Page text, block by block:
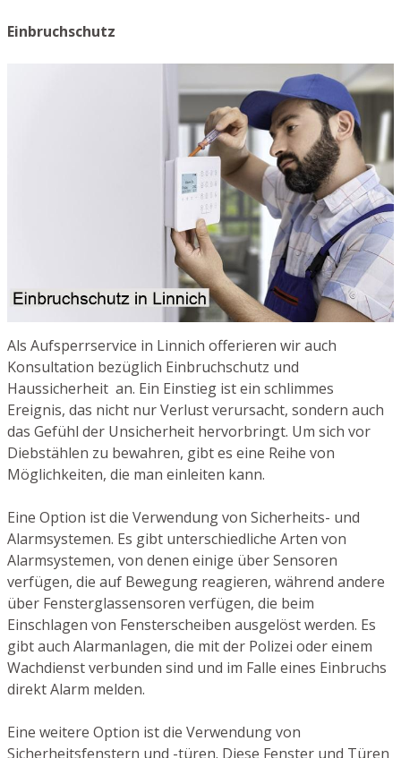
Einbruchschutz
Als Aufsperrservice in Linnich offerieren wir auch
Konsultation bezüglich Einbruchschutz und
Haussicherheit an. Ein Einstieg ist ein schlimmes
Ereignis, das nicht nur Verlust verursacht, sondern auch
das Gefühl der Unsicherheit hervorbringt. Um sich vor
Diebstählen zu bewahren, gibt es eine Reihe von
Möglichkeiten, die man einleiten kann.
Eine Option ist die Verwendung von Sicherheits- und
Alarmsystemen. Es gibt unterschiedliche Arten von
Alarmsystemen, von denen einige über Sensoren
verfügen, die auf Bewegung reagieren, während andere
über Fensterglassensoren verfügen, die beim
Einschlagen von Fensterscheiben ausgelöst werden. Es
gibt auch Alarmanlagen, die mit der Polizei oder einem
Wachdienst verbunden sind und im Falle eines Einbruchs
direkt Alarm melden.
Eine weitere Option ist die Verwendung von
Sicherheitsfenstern und -türen. Diese Fenster und Türen